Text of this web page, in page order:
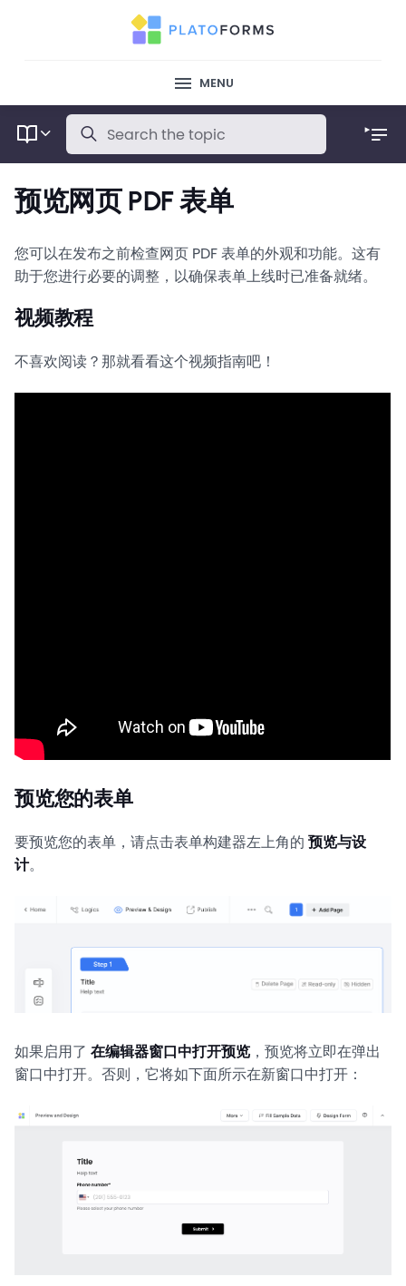
MENU
预览网页 PDF 表单
您可以在发布之前检查网页 PDF 表单的外观和功能。这有
助于您进行必要的调整，以确保表单上线时已准备就绪。
视频教程
不喜欢阅读？那就看看这个视频指南吧！
预览您的表单
要预览您的表单，请点击表单构建器左上角的预览与设
计。
如果启用了在编辑器窗口中打开预览 ，预览将立即在弹出
窗口中打开。否则，它将如下面所示在新窗口中打开：